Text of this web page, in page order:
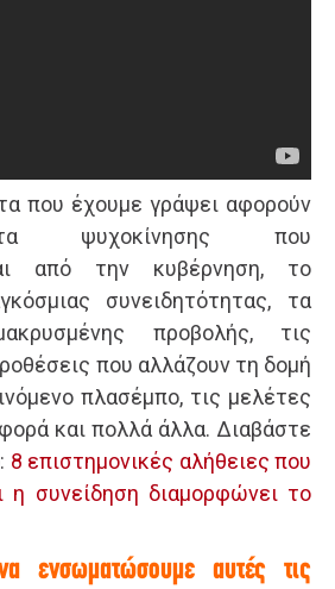
που έχουμε γράψει αφορούν
ψυχοκίνησης που
από την κυβέρνηση, το
συνειδητότητας, τα
προβολής, τις
που αλλάζουν τη δομή
πλασέμπο, τις μελέτες
και πολλά άλλα. Διαβάστε
8 επιστημονικές αλήθειες που
η συνείδηση διαμορφώνει το
ενσωματώσουμε αυτές τις